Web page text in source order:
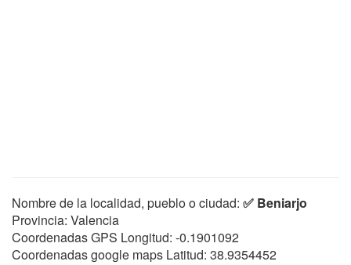
Nombre de la localidad, pueblo o ciudad: ✅ Beniarjo
Provincia: Valencia
Coordenadas GPS Longitud: -0.1901092
Coordenadas google maps Latitud: 38.9354452